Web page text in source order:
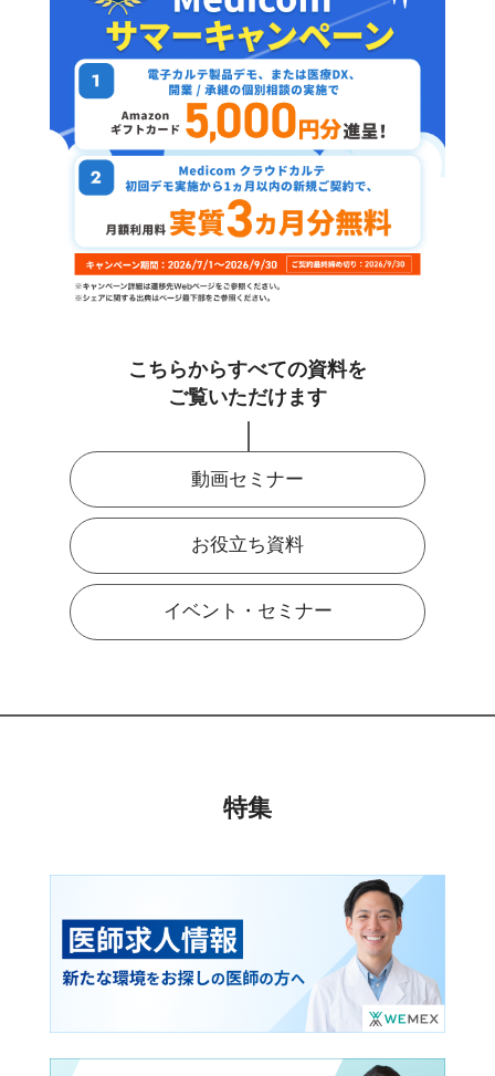
こちらからすべての資料を
ご覧いただけます
動画セミナー
お役立ち資料
イベント・セミナー
特集